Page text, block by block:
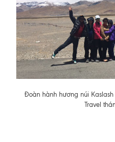
Đoàn hành hương núi
Travel